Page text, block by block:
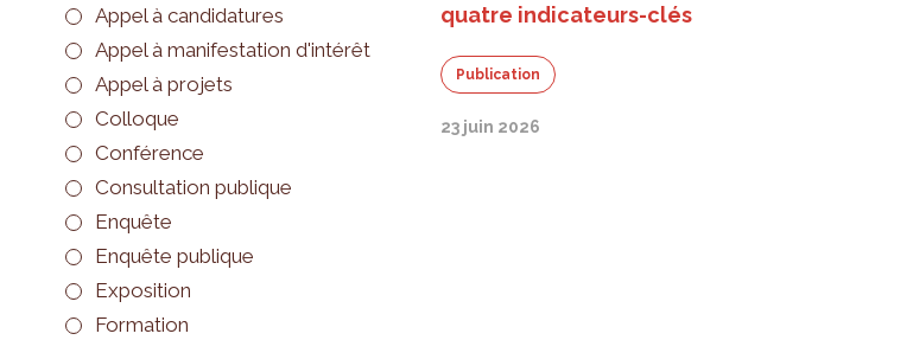
Appel à candidatures
Appel à manifestation d'intérêt
Appel à projets
Colloque
Conférence
Consultation publique
Enquête
Enquête publique
Exposition
Formation
quatre indicateurs-clés
Publication
23 juin 2026